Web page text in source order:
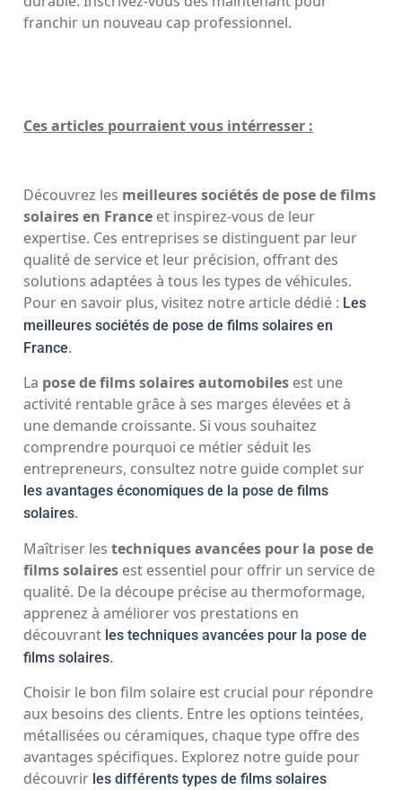
franchir un nouveau cap professionnel.
Ces articles pourraient vous intérresser :
Découvrez les meilleures sociétés de pose de films
solaires en France et inspirez-vous de leur
expertise. Ces entreprises se distinguent par leur
qualité de service et leur précision, offrant des
solutions adaptées à tous les types de véhicules.
Pour en savoir plus, visitez notre article dédié : Les
meilleures sociétés de pose de films solaires en
France.
La pose de films solaires automobiles est une
activité rentable grâce à ses marges élevées et à
une demande croissante. Si vous souhaitez
comprendre pourquoi ce métier séduit les
entrepreneurs, consultez notre guide complet sur
les avantages économiques de la pose de films
solaires.
Maîtriser les techniques avancées pour la pose de
films solaires est essentiel pour offrir un service de
qualité. De la découpe précise au thermoformage,
apprenez à améliorer vos prestations en
découvrant les techniques avancées pour la pose de
films solaires.
Choisir le bon film solaire est crucial pour répondre
aux besoins des clients. Entre les options teintées,
métallisées ou céramiques, chaque type offre des
avantages spécifiques. Explorez notre guide pour
découvrir les différents types de films solaires